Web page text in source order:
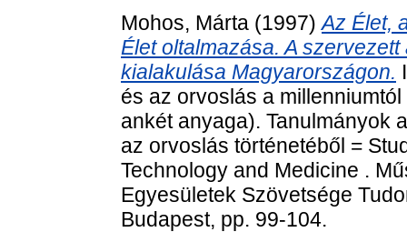
Mohos, Márta (1997)Az Élet,
Élet oltalmazása. A
kialakulása Magyarországon.
és az orvoslás a
ankét anyaga). Tanulmányok
az orvoslás történetéből =
Technology and Medicine .
Egyesületek Szövetsége
Budapest, pp. 99-104.